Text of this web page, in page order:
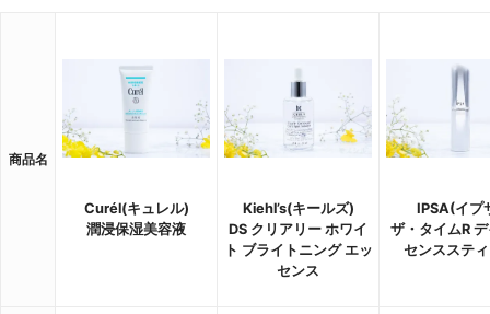
商品名
Curél(キュレル)
潤浸保湿美容液
Kiehl’s(キールズ)
DS クリアリー ホワイ
ト ブライトニング エッ
センス
IPSA(イプ
ザ・タイムR
センスステ